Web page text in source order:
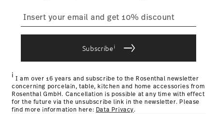
Subscribei
i I am over 16 years and subscribe to the Rosenthal newsletter
concerning porcelain, table, kitchen and home accessories from
Rosenthal GmbH. Cancellation is possible at any time with effect
for the future via the unsubscribe link in the newsletter. Please
find more information here: Data Privacy.